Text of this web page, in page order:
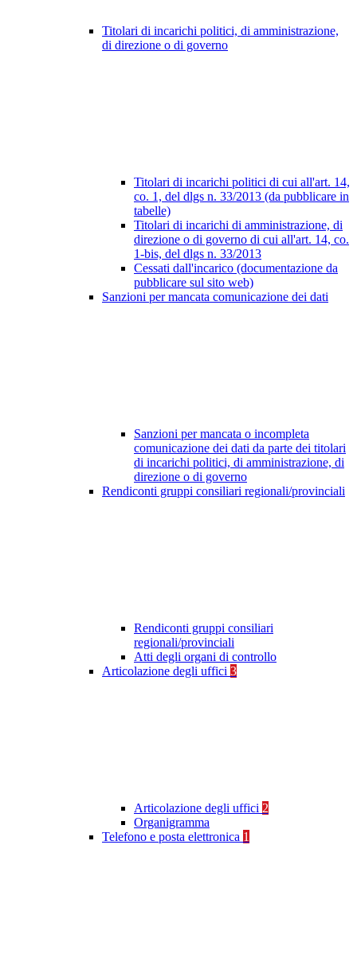
Titolari di incarichi politici, di amministrazione,
di direzione o di governo
Titolari di incarichi politici di cui all'art. 14,
co. 1, del dlgs n. 33/2013 (da pubblicare in
tabelle)
Titolari di incarichi di amministrazione, di
direzione o di governo di cui all'art. 14, co.
1-bis, del dlgs n. 33/2013
Cessati dall'incarico (documentazione da
pubblicare sul sito web)
Sanzioni per mancata comunicazione dei dati
Sanzioni per mancata o incompleta
comunicazione dei dati da parte dei titolari
di incarichi politici, di amministrazione, di
direzione o di governo
Rendiconti gruppi consiliari regionali/provinciali
Rendiconti gruppi consiliari
regionali/provinciali
Atti degli organi di controllo
Articolazione degli uffici 3
Articolazione degli uffici 2
Organigramma
Telefono e posta elettronica 1